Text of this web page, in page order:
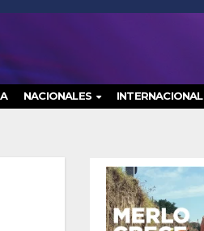
NACIONALES INTERNACIONAL